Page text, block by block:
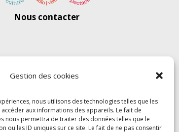
Gestion des cookies
nous utilisons des technologies telles que les
aux informations des appareils. Le fait de
nous permettra de traiter des données telles que le
ou les ID uniques sur ce site. Le fait de ne pas consentir
Nous contacter